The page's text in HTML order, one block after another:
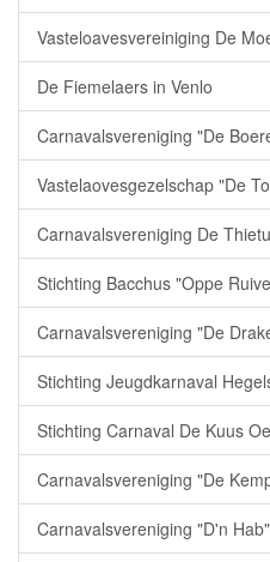
Vasteloavesvereiniging De
De Fiemelaers in Venlo
Carnavalsvereniging "De
Vastelaovesgezelschap "De
Carnavalsvereniging De
Stichting Bacchus "Oppe
Carnavalsvereniging "De
Stichting Jeugdkarnaval
Stichting Carnaval De Kuus
Carnavalsvereniging "De
Carnavalsvereniging "D'n